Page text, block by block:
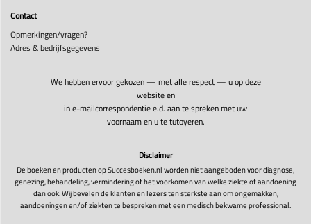
Contact
Opmerkingen/vragen?
Adres & bedrijfsgegevens
We hebben ervoor gekozen — met alle respect — u op deze
website en
in e-mailcorrespondentie e.d. aan te spreken met uw
voornaam en u te tutoyeren.
Disclaimer
De boeken en producten op Succesboeken.nl worden niet aangeboden voor diagnose,
genezing, behandeling, vermindering of het voorkomen van welke ziekte of aandoening
dan ook. Wij bevelen de klanten en lezers ten sterkste aan om ongemakken,
aandoeningen en/of ziekten te bespreken met een medisch bekwame professional.